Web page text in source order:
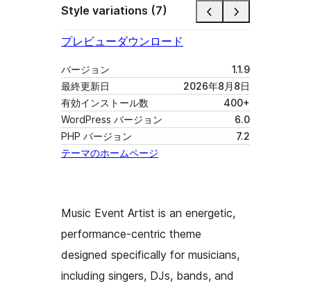
Style variations (7)
プレビューダウンロード
バージョン
1.1.9
最終更新日
2026年8月8日
有効インストール数
400+
WordPress バージョン
6.0
PHP バージョン
7.2
テーマのホームページ
Music Event Artist is an energetic,
performance-centric theme
designed specifically for musicians,
including singers, DJs, bands, and